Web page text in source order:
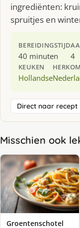
ingrediënten:
spruitjes en
BEREIDINGSTIJD
40 minuten 4
KEUKEN
Hollandse
Direct naar recept
Misschien ook
Groentenschotel